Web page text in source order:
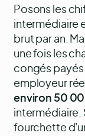
Posons les
intermédiaire
brut par an.
une fois les
congés payés
employeur
environ 50
intermédiaire.
fourchette